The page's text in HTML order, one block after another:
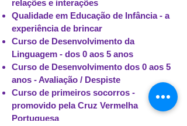
relações e interações
Qualidade em Educação de Infância - a
experiência de brincar
Curso de Desenvolvimento da
Linguagem - dos 0 aos 5 anos
Curso de Desenvolvimento dos 0 aos 5
anos - Avaliação / Despiste
Curso de primeiros socorros -
promovido pela Cruz Vermelha
Portuguesa